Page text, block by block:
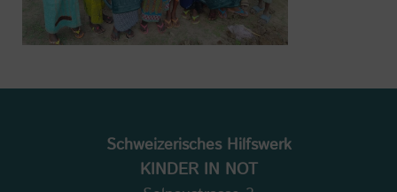
Schweizerisches Hilfswerk
KINDER IN NOT